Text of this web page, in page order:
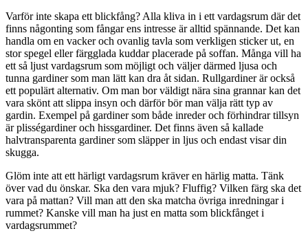
Varför inte skapa ett blickfång? Alla kliva in i ett vardagsrum där det
finns någonting som fångar ens intresse är alltid spännande. Det kan
handla om en vacker och ovanlig tavla som verkligen sticker ut, en
stor spegel eller färgglada kuddar placerade på soffan. Många vill ha
ett så ljust vardagsrum som möjligt och väljer därmed ljusa och
tunna gardiner som man lätt kan dra åt sidan. Rullgardiner är också
ett populärt alternativ. Om man bor väldigt nära sina grannar kan det
vara skönt att slippa insyn och därför bör man välja rätt typ av
gardin. Exempel på gardiner som både inreder och förhindrar tillsyn
är plisségardiner och hissgardiner. Det finns även så kallade
halvtransparenta gardiner som släpper in ljus och endast visar din
skugga.
Glöm inte att ett härligt vardagsrum kräver en härlig matta. Tänk
över vad du önskar. Ska den vara mjuk? Fluffig? Vilken färg ska det
vara på mattan? Vill man att den ska matcha övriga inredningar i
rummet? Kanske vill man ha just en matta som blickfånget i
vardagsrummet?